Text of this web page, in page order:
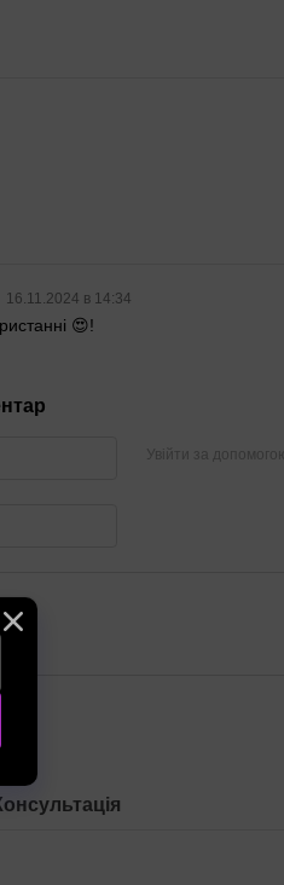
16.11.2024 в 14:34
😍!
Увійти за допомогою